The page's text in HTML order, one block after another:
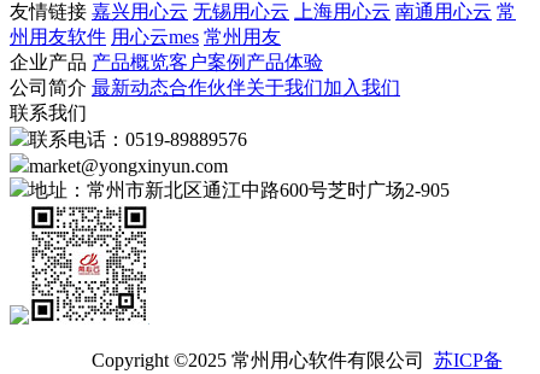
友情链接 嘉兴用心云 无锡用心云 上海用心云 南通用心云 常
州用友软件 用心云mes 常州用友
企业产品 产品概览客户案例 产品体验
公司简介 最新动态合作伙伴关于我们加入我们
联系我们
联系电话：0519-89889576
market@yongxinyun.com
地址：常州市新北区通江中路600号芝时广场2-905
Copyright ©2025 常州用心软件有限公司 苏ICP备